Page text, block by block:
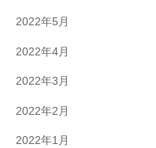
2022年5月
2022年4月
2022年3月
2022年2月
2022年1月